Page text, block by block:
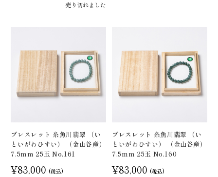
売り切れました
ブレスレット 糸魚川翡翠 （い
といがわひすい） （金山谷産）
7.5mm 25玉 No.161
¥83,000 (税込)
ブレスレット 糸魚川翡翠 （い
といがわひすい） （金山谷産）
7.5mm 25玉 No.160
¥83,000 (税込)